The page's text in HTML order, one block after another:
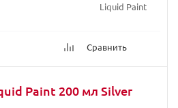
Liquid Paint
Сравнить
Paint 200 мл Silver